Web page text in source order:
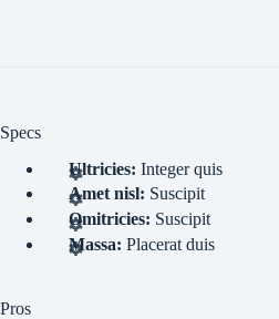
Specs
Ultricies: Integer quis
Amet nisl: Suscipit
Omitricies: Suscipit
Massa: Placerat duis
Pros